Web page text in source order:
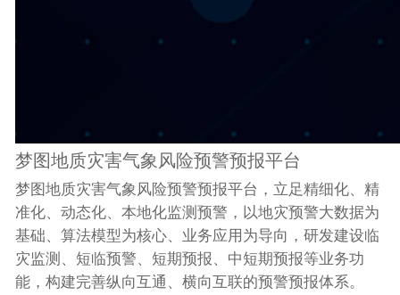
梦图地质灾害气象风险预警预报平台
梦图地质灾害气象风险预警预报平台，立足精细化、精
准化、动态化、本地化监测预警，以地灾预警大数据为
基础、算法模型为核心、业务应用为导向，研发建设临
灾监测、短临预警、短期预报、中短期预报等业务功
能，构建完善纵向互通、横向互联的预警预报体系。